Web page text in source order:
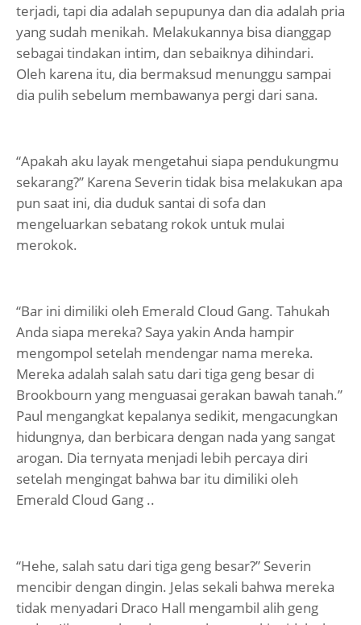
terjadi, tapi dia adalah sepupunya dan dia adalah pria
yang sudah menikah. Melakukannya bisa dianggap
sebagai tindakan intim, dan sebaiknya dihindari.
Oleh karena itu, dia bermaksud menunggu sampai
dia pulih sebelum membawanya pergi dari sana.
“Apakah aku layak mengetahui siapa pendukungmu
sekarang?” Karena Severin tidak bisa melakukan apa
pun saat ini, dia duduk santai di sofa dan
mengeluarkan sebatang rokok untuk mulai
merokok.
“Bar ini dimiliki oleh Emerald Cloud Gang. Tahukah
Anda siapa mereka? Saya yakin Anda hampir
mengompol setelah mendengar nama mereka.
Mereka adalah salah satu dari tiga geng besar di
Brookbourn yang menguasai gerakan bawah tanah.”
Paul mengangkat kepalanya sedikit, mengacungkan
hidungnya, dan berbicara dengan nada yang sangat
arogan. Dia ternyata menjadi lebih percaya diri
setelah mengingat bahwa bar itu dimiliki oleh
Emerald Cloud Gang ..
“Hehe, salah satu dari tiga geng besar?” Severin
mencibir dengan dingin. Jelas sekali bahwa mereka
tidak menyadari Draco Hall mengambil alih geng